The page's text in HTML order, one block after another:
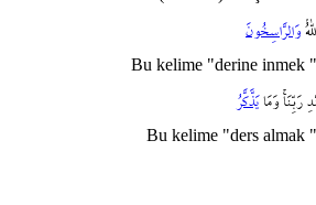
وَالرَّاسِخُونَ
Bu kelime "derine inmek
رَبِّنَاۚ وَمَا يَذَّكَّرُ
Bu kelime "ders almak